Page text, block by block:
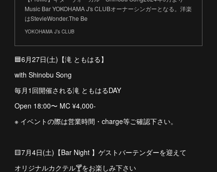
Music Bar YOKOHAMA J's CLUBオーナーシンガーとなる。洋楽
はStevieWonder.The Be
YOKOHAMA J’s CLUB
🟦6月27日(土)【滝 ともはる】
with Shinobu Song
毎月1回開催される滝 ともはるDAY
Open 18:00〜 MC ¥4,000-
※ イベントの際は営業時間・charge等ご確認下さい。
🟨7月4日(土)【Bar Night 】ゲストバーテンダーを迎えて
オリジナルカクテル🍸をお楽しみ下さい